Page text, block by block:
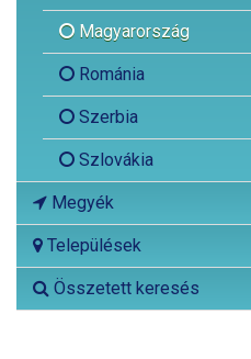
Magyarország
Románia
Szerbia
Szlovákia
Megyék
Települések
Összetett keresés